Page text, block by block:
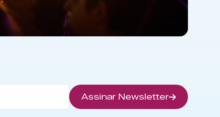
Assinar Newsletter